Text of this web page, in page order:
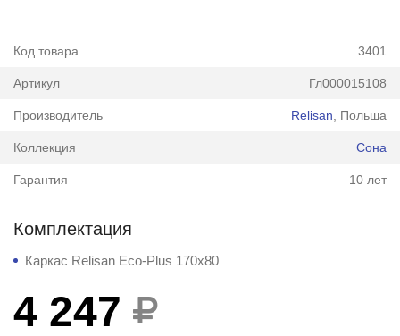
Код товара 3401
Артикул Гл000015108
Производитель Relisan , Польша
Коллекция Сона
Гарантия 10 лет
Комплектация
Каркас Relisan Eco-Plus 170x80
4 247